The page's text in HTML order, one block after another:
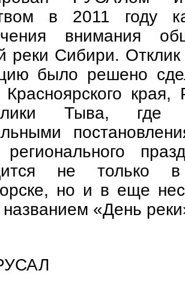
в 2011 году
внимания
реки Сибири.
было решено
Красноярского
Тыва, где
регионального
не только
но и в еще
«День